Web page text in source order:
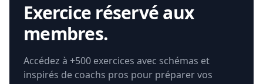
Exercice réservé aux
membres.
Accédez à +500 exercices avec schémas et
inspirés de coachs pros pour préparer vos